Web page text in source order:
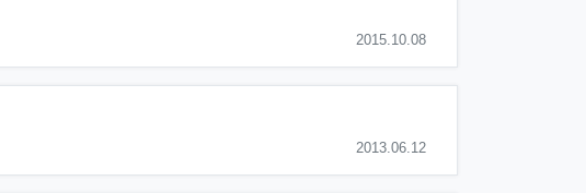
2015.10.08
2013.06.12